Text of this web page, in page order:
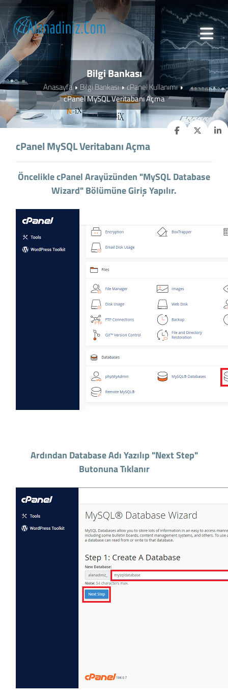
Bilgi Bankası
Anasayfa Bilgi Bankası
cPanel Kullanımı
cPanel MySQL Veritabanı Açma
cPanel MySQL Veritabanı Açma
Öncelikle cPanel Arayüzünden "MySQL Database
Wizard" Bölümüne Giriş Yapılır.
Ardından Database Adı Yazılıp "Next Step"
Butonuna Tıklanır